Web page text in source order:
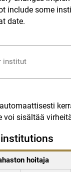
include some
date.
voi sisältää
hoitaja